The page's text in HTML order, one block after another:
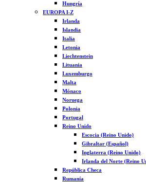
Hungría
EUROPA I-Z
Irlanda
Islandia
Italia
Letonia
Liechtenstein
Lituania
Luxemburgo
Malta
Mónaco
Noruega
Polonia
Portugal
Reino Unido
Escocia (Reino Unido)
Gibraltar (Español)
Inglaterra (Reino Unido)
Irlanda del Norte (Reino
República Checa
Rumanía